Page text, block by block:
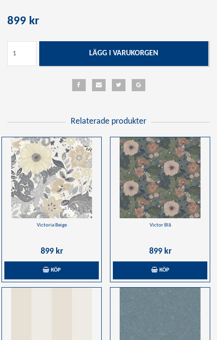
899 kr
LÄGG I VARUKORGEN
Relaterade produkter
Victoria Beige
899 kr
KÖP
Victor Blå
899 kr
KÖP